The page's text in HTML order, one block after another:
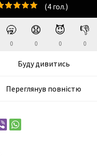
🥱
0
😧
0
😈
0
👎
0
Буду дивитись
Переглянув повністю
(4гол.)